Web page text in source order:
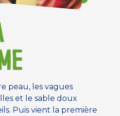
peau, les vagues
et le sable doux
Puis vient la première